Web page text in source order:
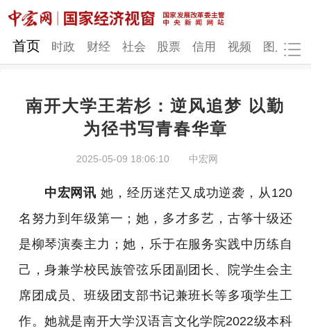
网站地图
财经 社会
图片
地方发展
首页 时政 财经 社会 股票 信用 视频 图片
南开大学王若杉：逆风追梦 以勤
为径书写青春华章
2025-05-09 18:06:10 中宏网
中宏网讯 她，经历迷茫又成功逆袭，从120
名努力到年级第一；她，多才多艺，古筝十级还
是柳琴演奏主力；她，乐于在服务实践中历练自
己，身兼学校民族管弦乐团副团长、院学生会主
席团成员、班级团支部书记兼班长等多项学生工
作。她就是南开大学汉语言文化学院2022级本科